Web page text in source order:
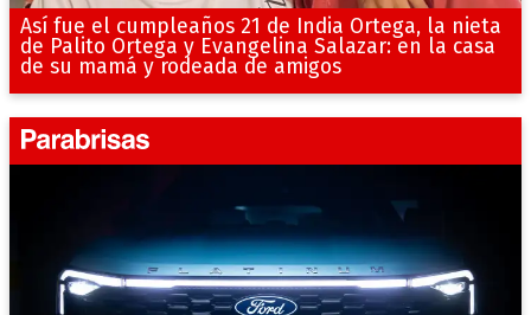
Así fue el cumpleaños 21 de India Ortega, la nieta
de Palito Ortega y Evangelina Salazar: en la casa
de su mamá y rodeada de amigos